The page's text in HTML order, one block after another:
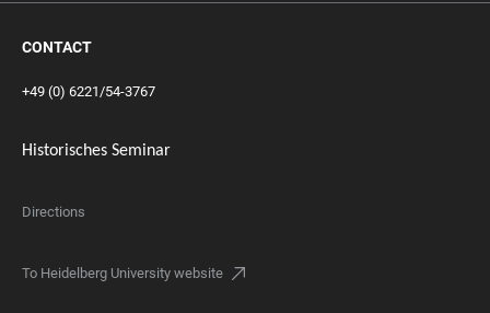
CONTACT
+49 (0) 6221/54-3767
Historisches Seminar
Directions
To Heidelberg University website